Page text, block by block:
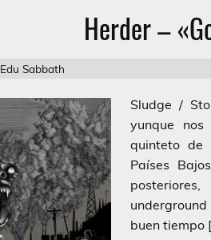
Herder –
Edu Sabbath
Sludge /
yunque
quinteto de
Países
buen tiempo